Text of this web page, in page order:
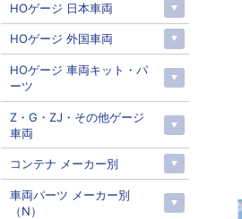
HOゲージ 日本車両
HOゲージ 外国車両
HOゲージ 車両キット・パ
ーツ
Z・G・ZJ・その他ゲージ
車両
コンテナ メーカー別
車両パーツ メーカー別
（N）